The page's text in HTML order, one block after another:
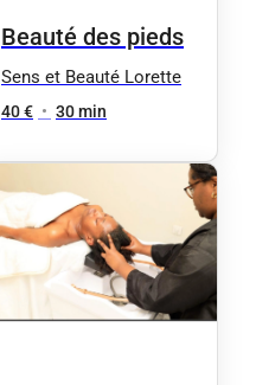
Beauté des pieds
Sens et Beauté Lorette
40 € • 30 min